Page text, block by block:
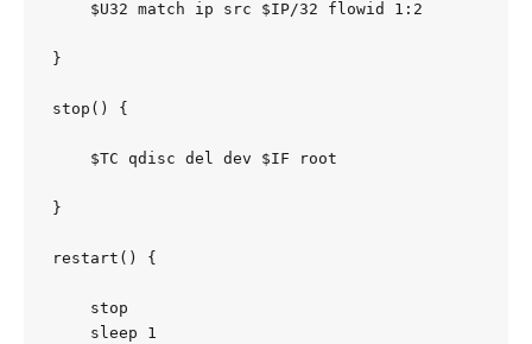
    $U32 match ip src $IP/32 flowid 1:2
}
stop() {
    $TC qdisc del dev $IF root
}
restart() {
    stop
    sleep 1